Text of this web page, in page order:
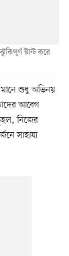
স্টান্ট করে
মানে শুধু অভিনয়
আবেগ
নিজের
সাহায্য